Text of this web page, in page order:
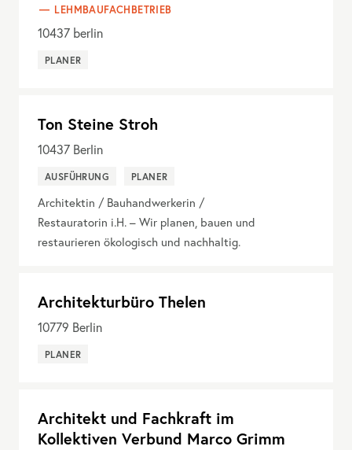
LEHMBAUFACHBETRIEB
10437 berlin
PLANER
Ton Steine Stroh
10437 Berlin
AUSFÜHRUNG PLANER
Architektin / Bauhandwerkerin /
Restauratorin i.H. – Wir planen, bauen und
restaurieren ökologisch und nachhaltig.
Architekturbüro Thelen
10779 Berlin
PLANER
Architekt und Fachkraft im
Kollektiven Verbund Marco Grimm